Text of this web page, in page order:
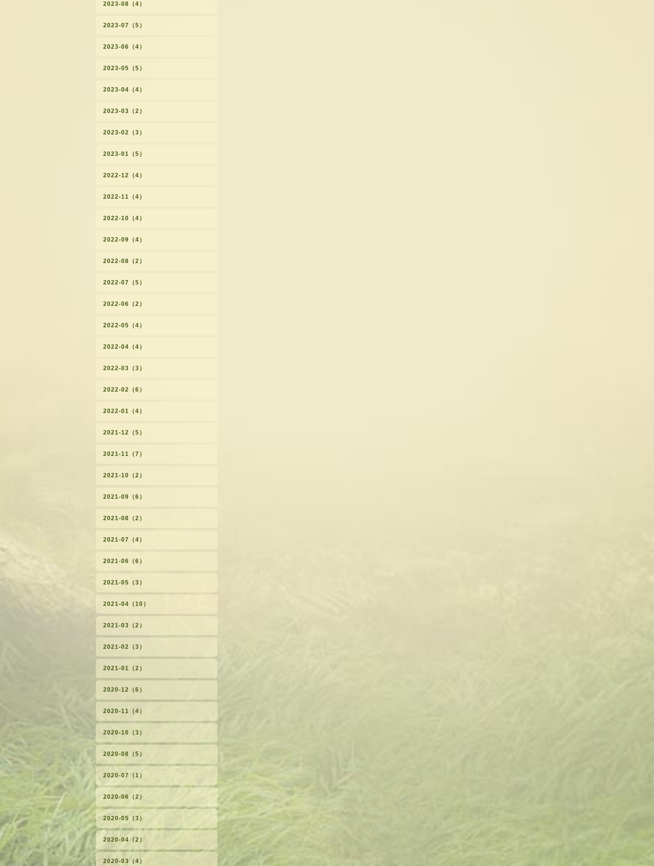
2023-08（4）
2023-07（5）
2023-06（4）
2023-05（5）
2023-04（4）
2023-03（2）
2023-02（3）
2023-01（5）
2022-12（4）
2022-11（4）
2022-10（4）
2022-09（4）
2022-08（2）
2022-07（5）
2022-06（2）
2022-05（4）
2022-04（4）
2022-03（3）
2022-02（6）
2022-01（4）
2021-12（5）
2021-11（7）
2021-10（2）
2021-09（6）
2021-08（2）
2021-07（4）
2021-06（6）
2021-05（3）
2021-04（10）
2021-03（2）
2021-02（3）
2021-01（2）
2020-12（6）
2020-11（4）
2020-10（3）
2020-08（5）
2020-07（1）
2020-06（2）
2020-05（3）
2020-04（2）
2020-03（4）